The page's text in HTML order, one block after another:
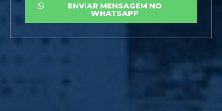
ENVIAR MENSAGEM NO
WHATSAPP